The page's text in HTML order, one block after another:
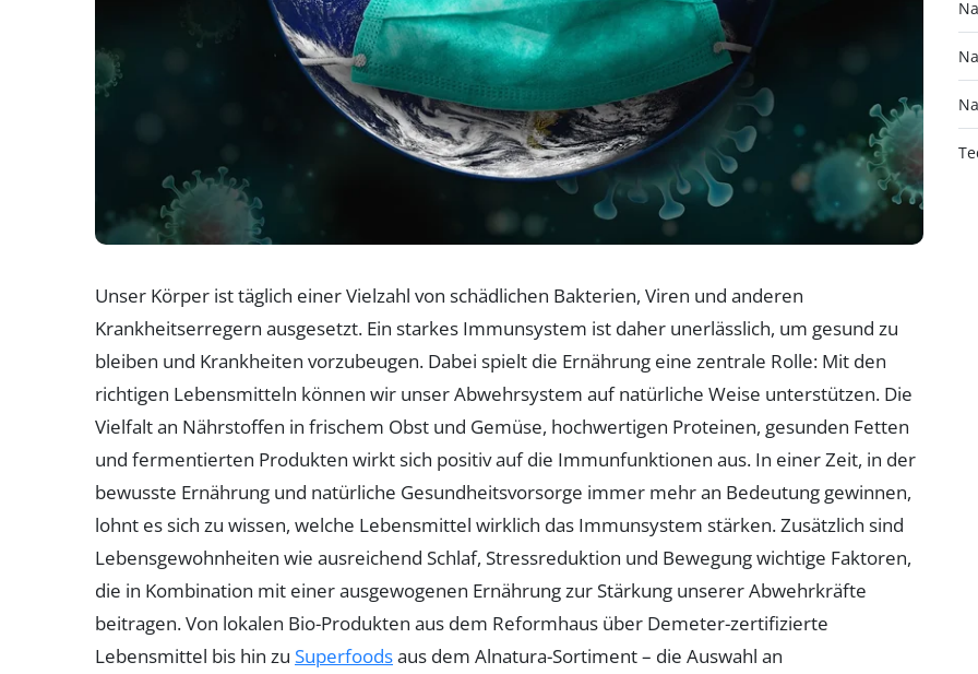
Unser Körper ist täglich einer Vielzahl von schädlichen Bakterien, Viren und anderen
Krankheitserregern ausgesetzt. Ein starkes Immunsystem ist daher unerlässlich, um gesund zu
bleiben und Krankheiten vorzubeugen. Dabei spielt die Ernährung eine zentrale Rolle: Mit den
richtigen Lebensmitteln können wir unser Abwehrsystem auf natürliche Weise unterstützen. Die
Vielfalt an Nährstoffen in frischem Obst und Gemüse, hochwertigen Proteinen, gesunden Fetten
und fermentierten Produkten wirkt sich positiv auf die Immunfunktionen aus. In einer Zeit, in der
bewusste Ernährung und natürliche Gesundheitsvorsorge immer mehr an Bedeutung gewinnen,
lohnt es sich zu wissen, welche Lebensmittel wirklich das Immunsystem stärken. Zusätzlich sind
Lebensgewohnheiten wie ausreichend Schlaf, Stressreduktion und Bewegung wichtige Faktoren,
die in Kombination mit einer ausgewogenen Ernährung zur Stärkung unserer Abwehrkräfte
beitragen. Von lokalen Bio-Produkten aus dem Reformhaus über Demeter-zertifizierte
Lebensmittel bis hin zu Superfoodsaus dem Alnatura-Sortiment – die Auswahl an